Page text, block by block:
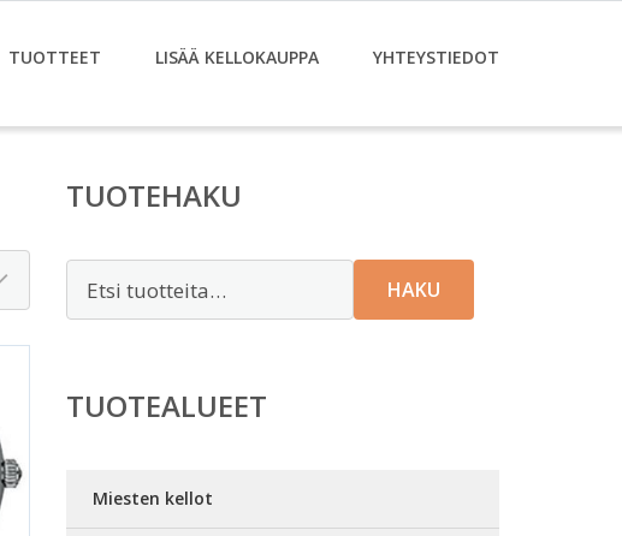
TUOTTEET LISÄÄ KELLOKAUPPA YHTEYSTIEDOT
TUOTEHAKU
HAKU
TUOTEALUEET
Miesten kellot